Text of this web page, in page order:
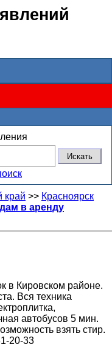
край >> Красноярск
в аренду
в Кировском районе.
Вся техника
автобусов 5 мин.
взять стир.
20-33